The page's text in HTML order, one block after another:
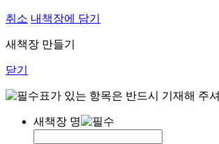
취소 내책장에 담기
새책장 만들기
닫기
표가 있는 항목은 반드시 기재해 주
새책장 명